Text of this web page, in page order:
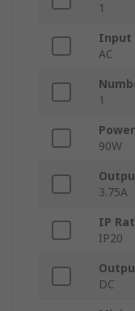
1
Input
AC
1
Power
90W
3.75A
IP
IP20
DC